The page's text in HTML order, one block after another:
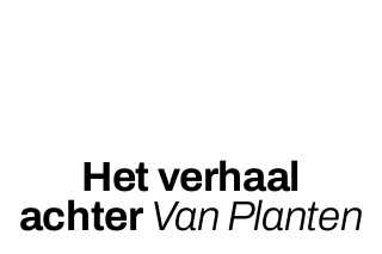
Het verhaal
achter Van Planten